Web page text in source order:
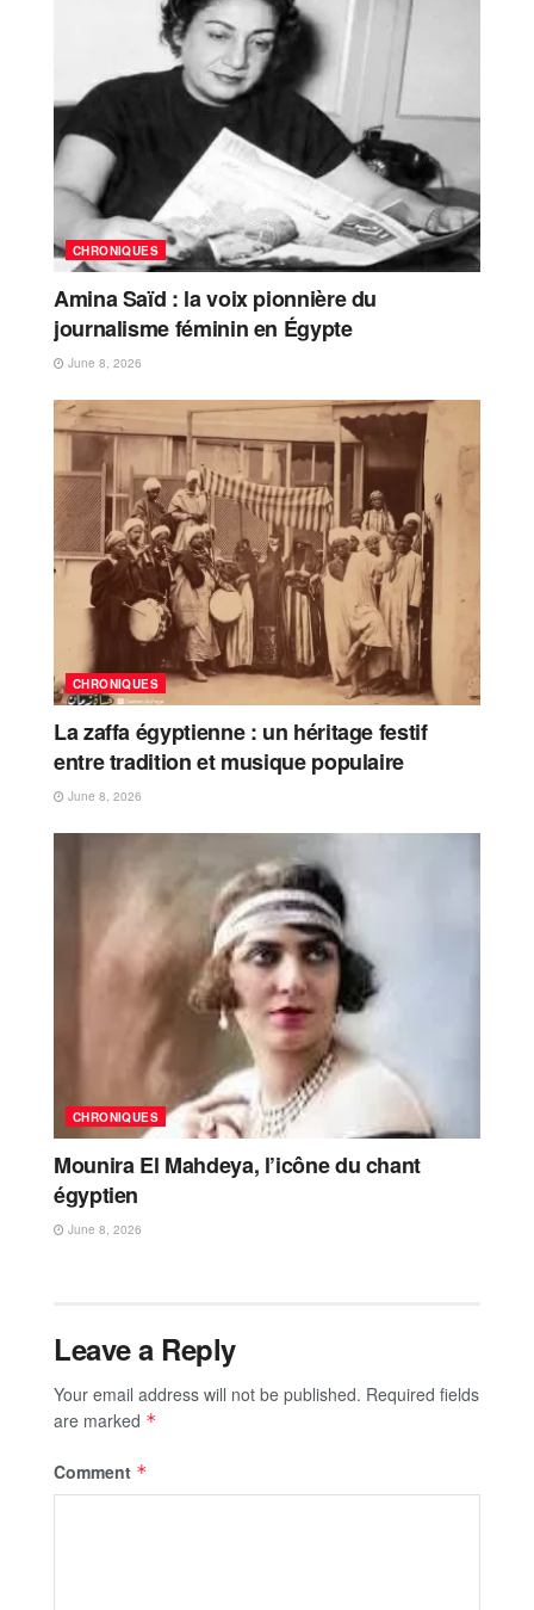
CHRONIQUES
Amina Saïd : la voix pionnière du
journalisme féminin en Égypte
June 8, 2026
CHRONIQUES
La zaffa égyptienne : un héritage festif
entre tradition et musique populaire
June 8, 2026
CHRONIQUES
Mounira El Mahdeya, l’icône du chant
égyptien
June 8, 2026
Leave a Reply
Your email address will not be published. Required fields
are marked *
Comment *